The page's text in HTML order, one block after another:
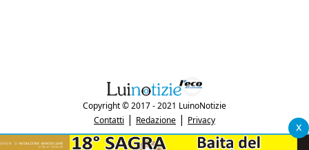
x
Copyright © 2017 - 2021 LuinoNotizie
Contatti | Redazione | Privacy
"Luinonotizie.it è una testata giornalistica iscritta al Registro Stampa del